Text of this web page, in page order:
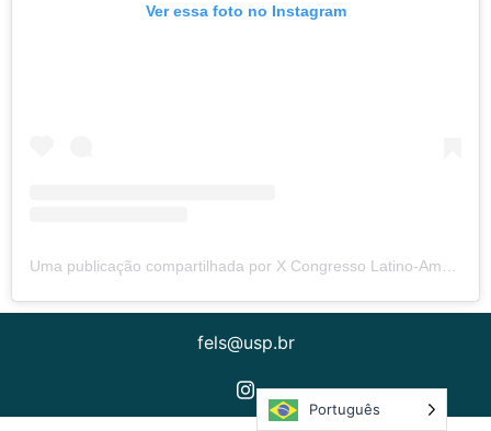
Ver essa foto no Instagram
fels@usp.br
Português